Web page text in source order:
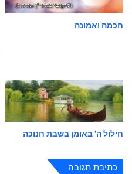
חכמה ואמונה
חילול ה' באומן בשבת חנוכה
כתיבת תגובה